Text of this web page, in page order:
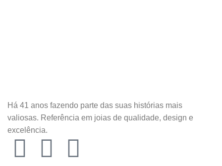
Há 41 anos fazendo parte das suas histórias mais
valiosas. Referência em joias de qualidade, design e
excelência.